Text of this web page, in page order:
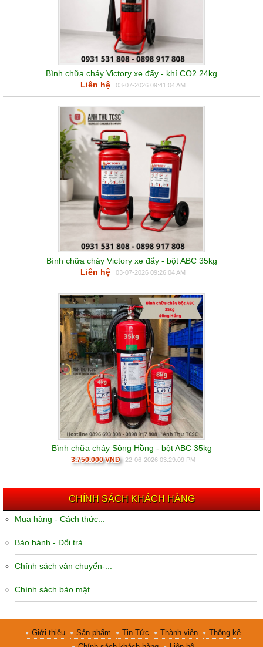
Bình chữa cháy Victory xe đẩy - khí CO2 24kg
Liên hệ
03-07-2026 09:41:04 AM
Bình chữa cháy Victory xe đẩy - bột ABC 35kg
Liên hệ
03-07-2026 09:26:04 AM
Bình chữa cháy Sông Hồng - bột ABC 35kg
3.750.000 VND 22-06-2026 03:29:09 PM
CHÍNH SÁCH KHÁCH HÀNG
Mua hàng - Cách thức...
Bảo hành - Đổi trả.
Chính sách vận chuyển-...
Chính sách bảo mật
Giới thiệu Sản phẩm Tin Tức Thành viên
Thống kê